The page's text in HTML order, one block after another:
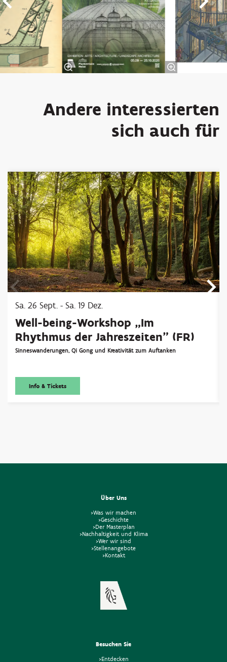
Andere interessierten
sich auch für
Well-being-Workshop „Im
Rhythmus der Jahreszeiten” (FR)
Sinneswanderungen, Qi Gong und Kreativität zum Auftanken
Sa. 26 Sept. - Sa. 19 Dez.
Info & Tickets
Über Uns
>Was wir machen
>Geschichte
>Der Masterplan
>Nachhaltigkeit und Klima
>Wer wir sind
>Stellenangebote
>Kontakt
Besuchen Sie
>Entdecken